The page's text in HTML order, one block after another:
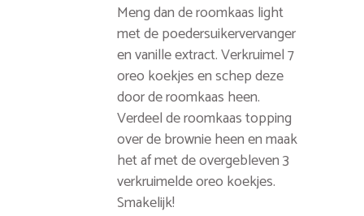
Meng dan de roomkaas light
met de poedersuikervervanger
en vanille extract. Verkruimel 7
oreo koekjes en schep deze
door de roomkaas heen.
Verdeel de roomkaas topping
over de brownie heen en maak
het af met de overgebleven 3
verkruimelde oreo koekjes.
Smakelijk!